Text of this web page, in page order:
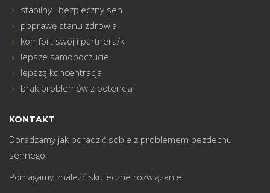
stabilny i bezpieczny sen
poprawę stanu zdrowia
komfort swój i partnera/ki
lepsze samopoczucie
lepszą koncentracja
brak problemów z potencją
KONTAKT
Doradzamy jak poradzić sobie z problemem bezdechu
sennego.
Pomagamy znaleźć skuteczne rozwiązanie.